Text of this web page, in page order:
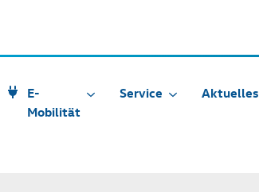
E-
Mobilität
Service Aktuelles